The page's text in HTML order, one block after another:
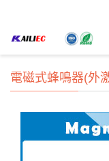
電磁式蜂鳴器(外